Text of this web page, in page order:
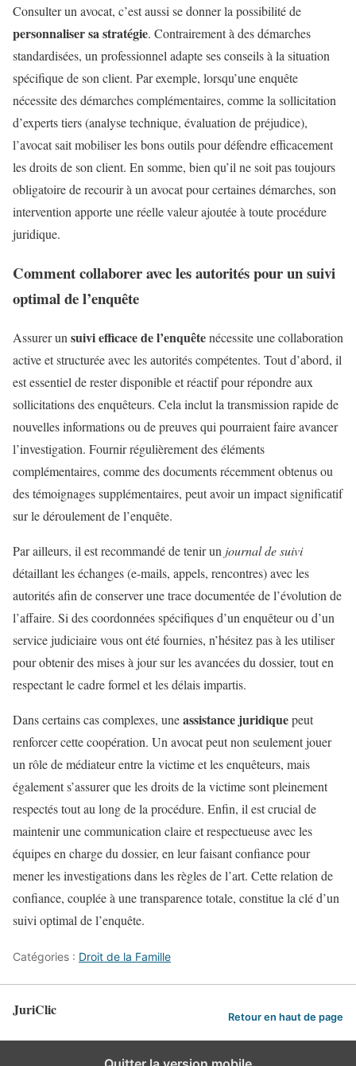
Consulter un avocat, c’est aussi se donner la possibilité de
personnaliser sa stratégie. Contrairement à des démarches
standardisées, un professionnel adapte ses conseils à la situation
spécifique de son client. Par exemple, lorsqu’une enquête
nécessite des démarches complémentaires, comme la sollicitation
d’experts tiers (analyse technique, évaluation de préjudice),
l’avocat sait mobiliser les bons outils pour défendre efficacement
les droits de son client. En somme, bien qu’il ne soit pas toujours
obligatoire de recourir à un avocat pour certaines démarches, son
intervention apporte une réelle valeur ajoutée à toute procédure
juridique.
Comment collaborer avec les autorités pour un suivi
optimal de l’enquête
Assurer un suivi efficace de l’enquêtenécessite une collaboration
active et structurée avec les autorités compétentes. Tout d’abord, il
est essentiel de rester disponible et réactif pour répondre aux
sollicitations des enquêteurs. Cela inclut la transmission rapide de
nouvelles informations ou de preuves qui pourraient faire avancer
l’investigation. Fournir régulièrement des éléments
complémentaires, comme des documents récemment obtenus ou
des témoignages supplémentaires, peut avoir un impact significatif
sur le déroulement de l’enquête.
Par ailleurs, il est recommandé de tenir un journal de suivi
détaillant les échanges (e-mails, appels, rencontres) avec les
autorités afin de conserver une trace documentée de l’évolution de
l’affaire. Si des coordonnées spécifiques d’un enquêteur ou d’un
service judiciaire vous ont été fournies, n’hésitez pas à les utiliser
pour obtenir des mises à jour sur les avancées du dossier, tout en
respectant le cadre formel et les délais impartis.
Dans certains cas complexes, uneassistance juridiquepeut
renforcer cette coopération. Un avocat peut non seulement jouer
un rôle de médiateur entre la victime et les enquêteurs, mais
également s’assurer que les droits de la victime sont pleinement
respectés tout au long de la procédure. Enfin, il est crucial de
maintenir une communication claire et respectueuse avec les
équipes en charge du dossier, en leur faisant confiance pour
mener les investigations dans les règles de l’art. Cette relation de
confiance, couplée à une transparence totale, constitue la clé d’un
suivi optimal de l’enquête.
Catégories : Droit de la Famille
JuriClic Retour en haut de page